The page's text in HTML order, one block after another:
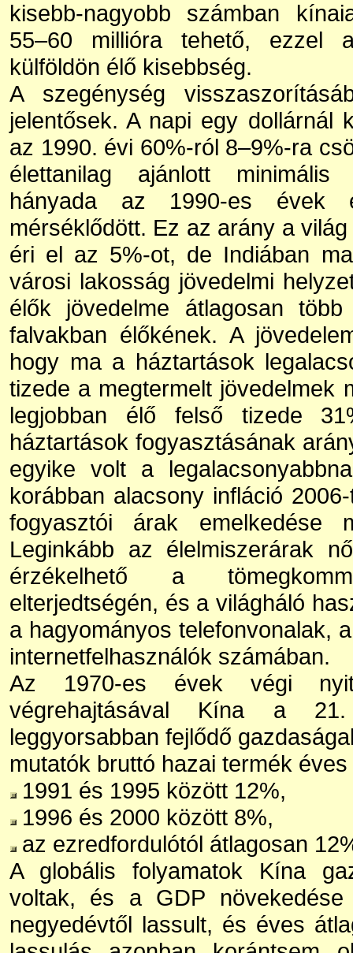
kisebb-nagyobb számban
55–60 millióra tehető, ezzel
külföldön élő kisebbség.
A szegénység
jelentősek. A napi egy dollárnál
az 1990. évi 60%-ról 8–9%-ra
élettanilag ajánlott minimális
hányada az 1990-es évek
mérséklődött. Ez az arány a
éri el az 5%-ot, de Indiában
városi lakosság jövedelmi
élők jövedelme átlagosan
falvakban élőkének. A
hogy ma a háztartások
tizede a megtermelt jövedelmek
legjobban élő felső tizede
háztartások fogyasztásának
egyike volt a
korábban alacsony infláció
fogyasztói árak emelkedése
Leginkább az élelmiszerárak
érzékelhető a
elterjedtségén, és a világháló
a hagyományos telefonvonalak,
internetfelhasználók számában.
Az 1970-es évek végi
végrehajtásával Kína a
leggyorsabban fejlődő
mutatók bruttó hazai termék
1991 és 1995 között 12%,
1996 és 2000 között 8%,
az ezredfordulótól átlagosan
A globális folyamatok Kína
voltak, és a GDP
negyedévtől lassult, és éves